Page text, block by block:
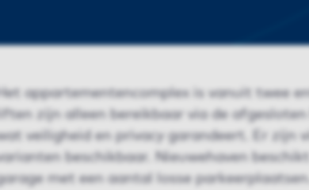
appartementencomplex is vanuit twee
liften zijn alleen bereikbaar via de
veiligheid en privacy garandeert. Er zijn
beschikbaar. Nieuwehaven
met een aantal losse parkeerplaatsen.